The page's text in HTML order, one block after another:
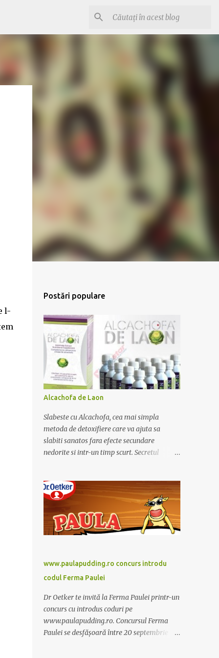
l-
Postări populare
Alcachofa de Laon
Slabeste cu Alcachofa, cea mai simpla
metoda de detoxifiere care va ajuta sa
slabiti sanatos fara efecte secundare
nedorite si intr-un timp scurt. Secretul
trebuie sa folositi o dieta anume iar
Alcachofa se administreaza usor, cate o
sticluta pe zi. Cutia de Alcachofa contine 14
sticlute. Pret 189 lei.
www.paulapudding.ro concurs introdu
codul Ferma Paulei
Dr Oetker te invită la Ferma Paulei printr-un
concurs cu introdus coduri pe
www.paulapudding.ro. Concursul Ferma
Paulei se desfășoară între 20 septembrie -